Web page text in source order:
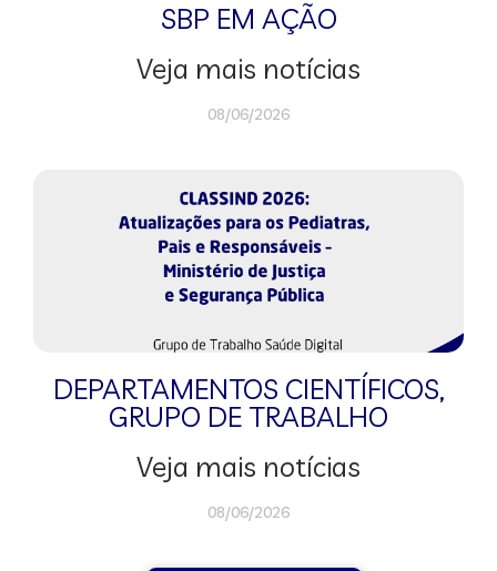
SBP EM AÇÃO
Veja mais notícias
08/06/2026
DEPARTAMENTOS CIENTÍFICOS,
GRUPO DE TRABALHO
Veja mais notícias
08/06/2026